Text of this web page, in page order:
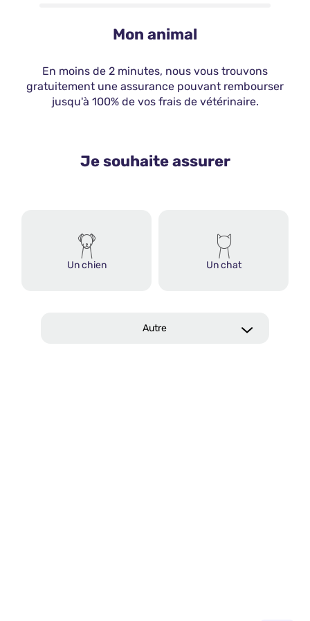
Mon animal
En moins de 2 minutes, nous vous trouvons
gratuitement une assurance pouvant rembourser
jusqu'à 100% de vos frais de vétérinaire.
Je souhaite assurer
Un chien Un chat
Autre